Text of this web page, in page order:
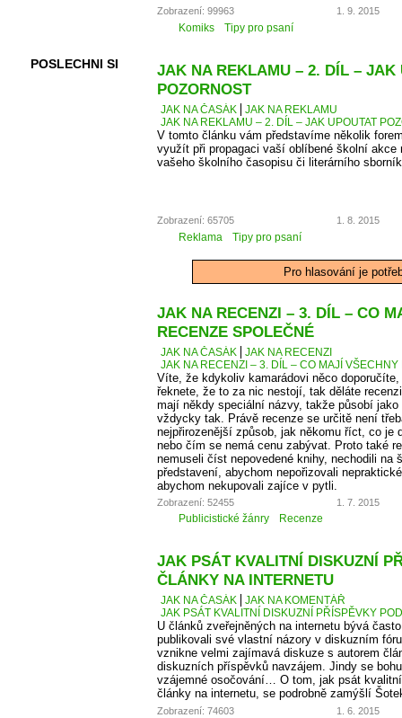
POSLECHNI SI
Zobrazení: 99963 1. 9. 2015
Komiks Tipy pro psaní
JAK NA REKLAMU – 2. DÍL – JAK
POZORNOST
JAK NA ČASÁK
JAK NA REKLAMU
JAK NA REKLAMU – 2. DÍL – JAK UPOUTAT
V tomto článku vám představíme několik
využít při propagaci vaší oblíbené školní akce
vašeho školního časopisu či literárního
Zobrazení: 65705 1. 8. 2015
Reklama Tipy pro psaní
Pro hlasování je
JAK NA RECENZI – 3. DÍL – CO
RECENZE SPOLEČNÉ
JAK NA ČASÁK
JAK NA RECENZI
JAK NA RECENZI – 3. DÍL – CO MAJÍ
Víte, že kdykoliv kamarádovi něco
řeknete, že to za nic nestojí, tak děláte
mají někdy speciální názvy, takže působí jako
vždycky tak. Právě recenze se určitě není
nejpřirozenější způsob, jak někomu říct, co je
nebo čím se nemá cenu zabývat. Proto také
nemuseli číst nepovedené knihy, nechodili na
představení, abychom nepořizovali
abychom nekupovali zajíce v pytli.
Zobrazení: 52455 1. 7. 2015
Publicistické žánry Recenze
JAK PSÁT KVALITNÍ DISKUZNÍ
ČLÁNKY NA INTERNETU
JAK NA ČASÁK
JAK NA KOMENTÁŘ
JAK PSÁT KVALITNÍ DISKUZNÍ PŘÍSPĚVKY
U článků zveřejněných na internetu bývá
publikovali své vlastní názory v diskuzním
vznikne velmi zajímavá diskuze s autorem
diskuzních příspěvků navzájem. Jindy se
vzájemné osočování… O tom, jak psát
články na internetu, se podrobně zamýšlí
Zobrazení: 74603 1. 6. 2015